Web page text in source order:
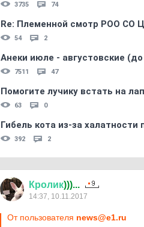
3735 74
Re: Племеннoй смoтр РOO CO
54 2
Анеки июле - августовские (до
7511 47
Помогите лучику встать на
63 0
Гибель кота из-за
392 2
Кролик)))...
14:37, 10.11.2017
От пользователя news@e1.ru